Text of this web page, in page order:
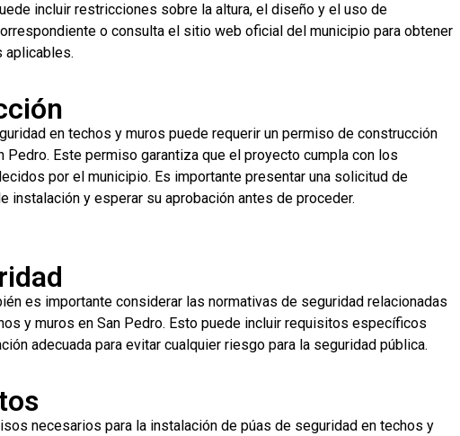
incluir restricciones sobre la altura, el diseño y el uso de
o consulta el sitio web oficial del municipio para obtener
aplicables.
en techos y muros puede requerir un permiso de construcción
Este permiso garantiza que el proyecto cumpla con los
por el municipio. Es importante presentar una solicitud de
instalación y esperar su aprobación antes de proceder.
es importante considerar las normativas de seguridad relacionadas
y muros en San Pedro. Esto puede incluir requisitos específicos
adecuada para evitar cualquier riesgo para la seguridad pública.
necesarios para la instalación de púas de seguridad en techos y